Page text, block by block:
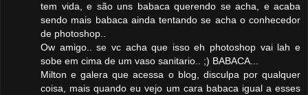
tem vida, e são uns babaca querendo se acha, e acaba
sendo mais babaca ainda tentando se acha o conhecedor
de photoshop..
Ow amigo.. se vc acha que isso eh photoshop vai lah e
sobe em cima de um vaso sanitario.. ;) BABACA...
Milton e galera que acessa o blog, disculpa por qualquer
coisa, mais quando eu vejo um cara babaca igual a esses